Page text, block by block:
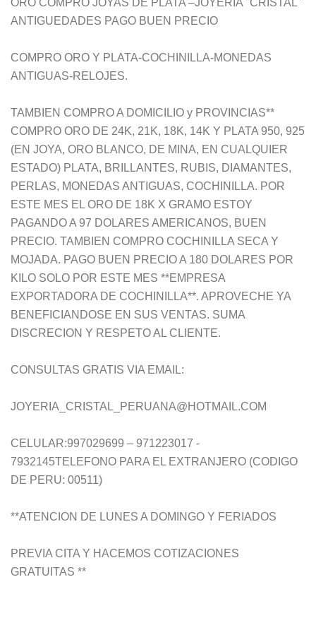
ORO COMPRO JOYAS DE PLATA –JOYERIA "CRISTAL "
ANTIGUEDADES PAGO BUEN PRECIO
COMPRO ORO Y PLATA-COCHINILLA-MONEDAS
ANTIGUAS-RELOJES.
TAMBIEN COMPRO A DOMICILIO y PROVINCIAS**
COMPRO ORO DE 24K, 21K, 18K, 14K Y PLATA 950, 925
(EN JOYA, ORO BLANCO, DE MINA, EN CUALQUIER
ESTADO) PLATA, BRILLANTES, RUBIS, DIAMANTES,
PERLAS, MONEDAS ANTIGUAS, COCHINILLA. POR
ESTE MES EL ORO DE 18K X GRAMO ESTOY
PAGANDO A 97 DOLARES AMERICANOS, BUEN
PRECIO. TAMBIEN COMPRO COCHINILLA SECA Y
MOJADA. PAGO BUEN PRECIO A 180 DOLARES POR
KILO SOLO POR ESTE MES **EMPRESA
EXPORTADORA DE COCHINILLA**. APROVECHE YA
BENEFICIANDOSE EN SUS VENTAS. SUMA
DISCRECION Y RESPETO AL CLIENTE.
CONSULTAS GRATIS VIA EMAIL:
JOYERIA_CRISTAL_PERUANA@HOTMAIL.COM
CELULAR:997029699 – 971223017 -
7932145TELEFONO PARA EL EXTRANJERO (CODIGO
DE PERU: 00511)
**ATENCION DE LUNES A DOMINGO Y FERIADOS
PREVIA CITA Y HACEMOS COTIZACIONES
GRATUITAS **